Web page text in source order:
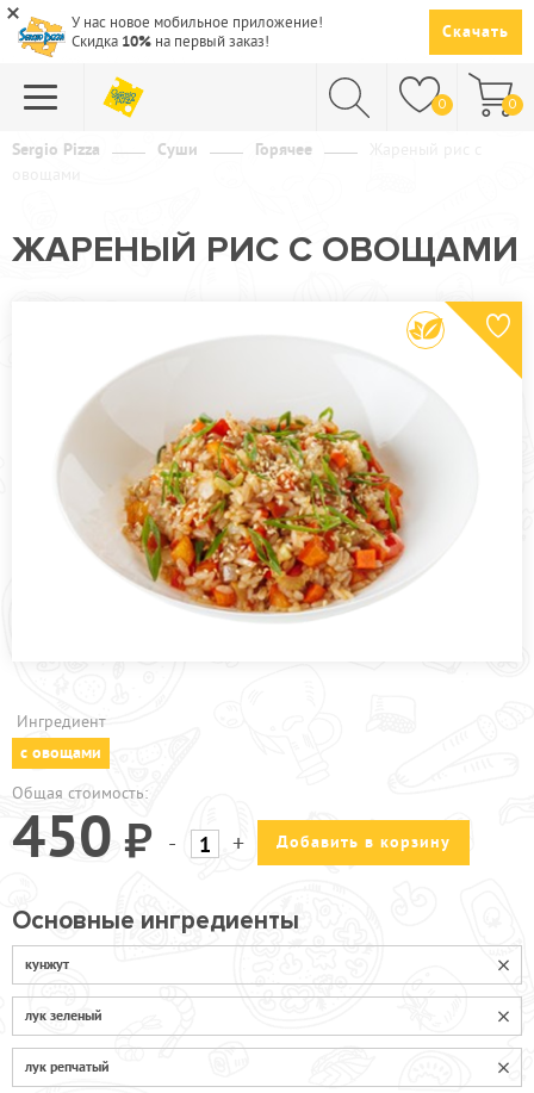
У нас новое мобильное приложение!
Скидка 10% на первый заказ! Скачать
0 0
САЛАТЫ
СУПЫ
НАПИТКИ
ДЕСЕРТЫ
ПРОЧЕЕ
КАФЕ УЛ.2-АЯ ПРОЛЕТАРСКАЯ
Sergio Pizza Суши Горячее
ЖАРЕНЫЙ РИС C ОВОЩАМИ
Ингредиент
с овощами
Общая стоимость:
450 - + Добавить в корзину
Основные ингредиенты
кунжут
лук зеленый
лук репчатый